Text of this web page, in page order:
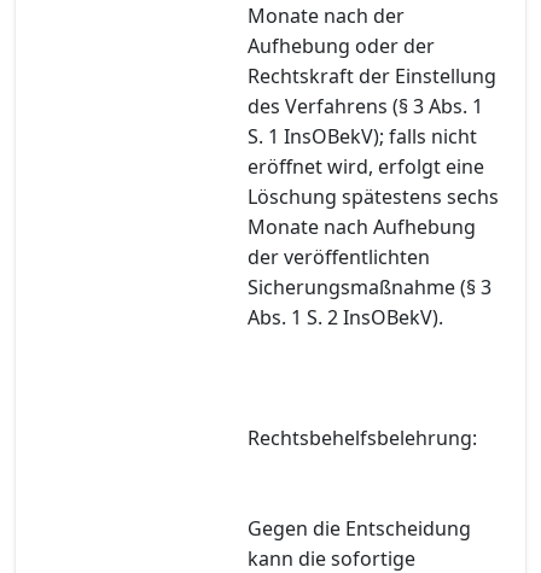
Monate nach der
Aufhebung oder der
Rechtskraft der Einstellung
des Verfahrens (§ 3 Abs. 1
S. 1 InsOBekV); falls nicht
eröffnet wird, erfolgt eine
Löschung spätestens sechs
Monate nach Aufhebung
der veröffentlichten
Sicherungsmaßnahme (§ 3
Abs. 1 S. 2 InsOBekV).
Rechtsbehelfsbelehrung:
Gegen die Entscheidung
kann die sofortige